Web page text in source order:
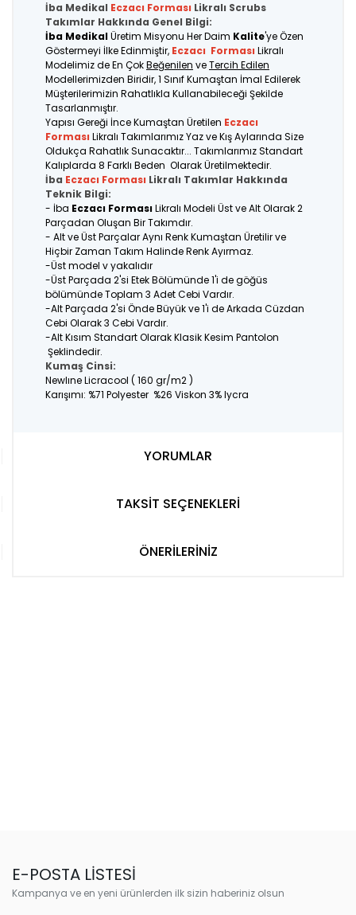
İba Medikal Eczacı Forması Likralı Scrubs
Takımlar Hakkında Genel Bilgi:
İba MedikalÜretim Misyonu Her Daim Kalite'ye Özen
Göstermeyi İlke Edinmiştir, Eczacı Forması Likralı
Modelimiz de En ÇokBeğenilen veTercih Edilen
Modellerimizden Biridir, 1 Sınıf Kumaştan İmal Edilerek
Müşterilerimizin Rahatlıkla Kullanabileceği Şekilde
Tasarlanmıştır.
Yapısı Gereği İnce Kumaştan Üretilen Eczacı
Forması Likralı Takımlarımız Yaz ve Kış Aylarında Size
Oldukça Rahatlık Sunacaktır... Takımlarımız Standart
Kalıplarda 8 Farklı Beden Olarak Üretilmektedir.
İba Eczacı Forması Likralı Takımlar Hakkında
Teknik Bilgi:
- İba Eczacı FormasıLikralı Modeli Üst ve Alt Olarak 2
Parçadan Oluşan Bir Takımdır.
- Alt ve Üst Parçalar Aynı Renk Kumaştan Üretilir ve
Hiçbir Zaman Takım Halinde Renk Ayırmaz.
-Üst model v yakalıdır
-Üst Parçada 2'si Etek Bölümünde 1'i de göğüs
bölümünde Toplam 3 Adet Cebi Vardır.
-Alt Parçada 2'si Önde Büyük ve 1'i de Arkada Cüzdan
Cebi Olarak 3 Cebi Vardır.
-Alt Kısım Standart Olarak Klasik Kesim Pantolon
Şeklindedir.
Kumaş Cinsi:
Newlıne Licracool ( 160 gr/m2 )
Karışımı: %71 Polyester %26 Viskon 3% lycra
YORUMLAR
TAKSİT SEÇENEKLERİ
ÖNERİLERİNİZ
E-POSTA LİSTESİ
Kampanya ve en yeni ürünlerden ilk sizin haberiniz olsun